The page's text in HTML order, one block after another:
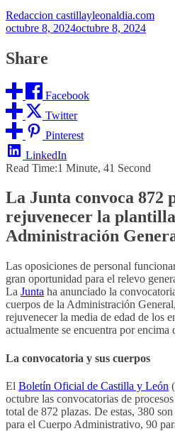
Redaccion castillayleonaldia.com
octubre 8, 2024octubre 8, 2024
Share
Facebook
Twitter
Pinterest
LinkedIn
Read Time:1 Minute, 41 Second
La Junta convoca 872
rejuvenecer la
Administración
Las oposiciones de personal
gran oportunidad para el relevo
La Junta ha anunciado la
cuerpos de la Administración
rejuvenecer la media de edad de los
actualmente se encuentra por encima
La convocatoria y sus cuerpos
El Boletín Oficial de Castilla y León
octubre las convocatorias de
total de 872 plazas. De estas, 380
para el Cuerpo Administrativo, 90